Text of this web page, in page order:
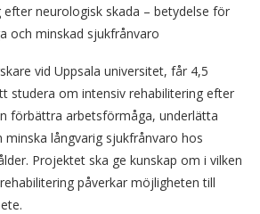
efter neurologisk skada – betydelse för
och minskad sjukfrånvaro
vid Uppsala universitet, får 4,5
studera om intensiv rehabilitering efter
förbättra arbetsförmåga, underlätta
långvarig sjukfrånvaro hos
Projektet ska ge kunskap om i vilken
påverkar möjligheten till